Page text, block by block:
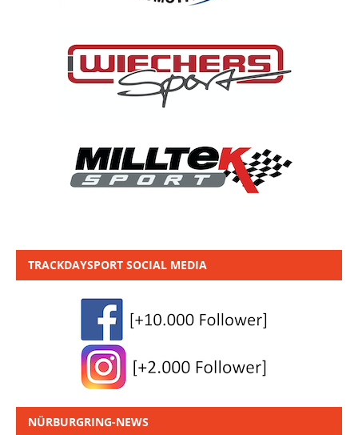
TRACKDAYSPORT SOCIAL MEDIA
NÜRBURGRING-NEWS